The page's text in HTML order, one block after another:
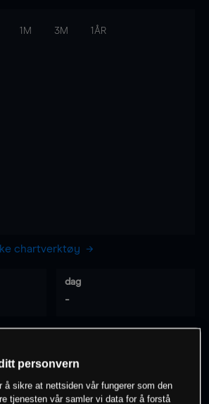
1M 3M 1ÅR
chartverktøy
dag
-
-
personvern
å sikre at nettsiden vår fungerer som den
tjenesten vår samler vi data for å forstå